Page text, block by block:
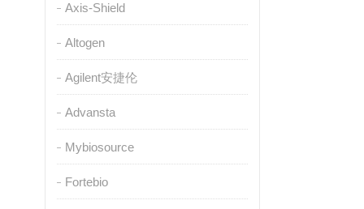
Axis-Shield
Altogen
Agilent安捷伦
Advansta
Mybiosource
Fortebio